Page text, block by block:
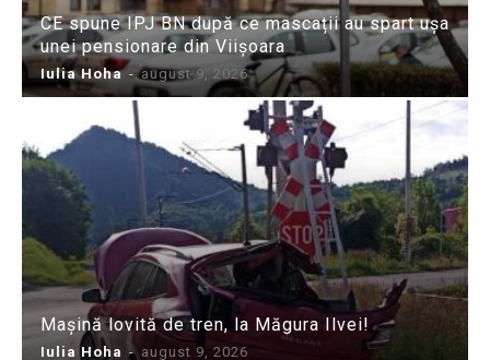
CE spune IPJ BN după ce mascații au spart ușa
unei pensionare din Viișoara
Iulia Hoha - august 9, 2026
Mașină lovită de tren, la Măgura Ilvei!
Iulia Hoha - august 9, 2026